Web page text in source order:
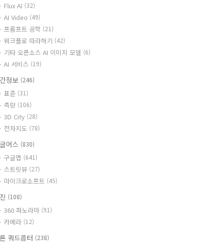
Flux AI (32)
AI Video (49)
프롬프트 공학 (21)
워크플로 따라하기 (42)
기타 오픈소스 AI 이미지 모델 (6)
AI 서비스 (19)
정보 (246)
표준 (31)
측량 (106)
3D City (28)
전자지도 (78)
어스 (830)
구글맵 (641)
스트릿뷰 (27)
마이크로소프트 (45)
(108)
360 파노라마 (91)
카메라 (12)
쿼드콥터 (238)